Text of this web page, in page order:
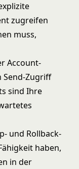
zugreifen
muss,
Account-
Send-Zugriff
sind Ihre
und Rollback-
haben,
in der